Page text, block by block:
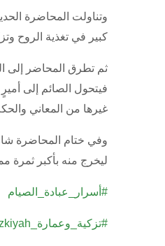
وتناولت المحاضرة
كبير في تغذية الروح
ثم تطرق المحاضر إلى
فيتحول الصائم إلى
غيرها من المعاني
وفي ختام المحاضرة
ليخرج منه بأكبر ثمرة
#أسرار_عبادة_الصيام
#تزكية_وعمارة_tazkiyah